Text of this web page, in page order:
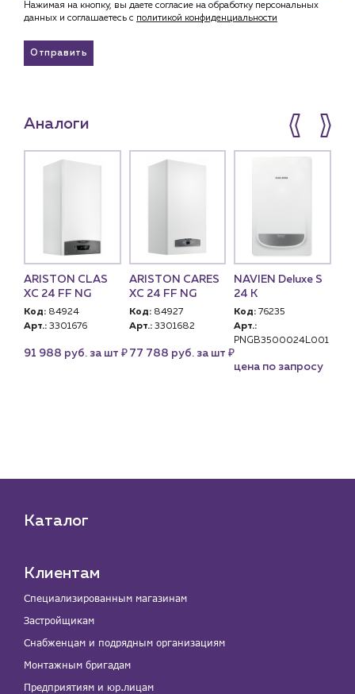
Нажимая на кнопку, вы даете согласие на обработку персональных
данных и соглашаетесь c политикой конфиденциальности
Отправить
Аналоги
ARISTON CLAS
XC 24 FF NG
Код: 84924
Арт.: 3301676
91 988 руб. за шт ₽
ARISTON CARES
XC 24 FF NG
Код: 84927
Арт.: 3301682
77 788 руб. за шт ₽
NAVIEN Deluxe S
24 K
Код: 76235
Арт.:
PNGB3500024L001
цена по запросу
Каталог
Клиентам
Специализированным магазинам
Застройщикам
Снабженцам и подрядным организациям
Монтажным бригадам
Предприятиям и юр.лицам